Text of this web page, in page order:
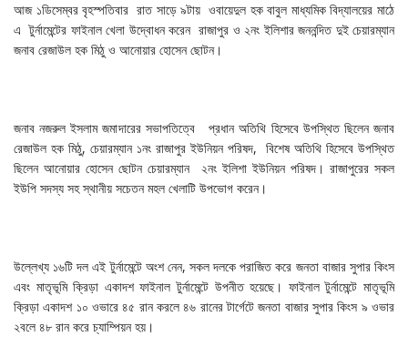
আজ ১ডিসেম্বর বৃহস্পতিবার রাত সাড়ে ৯টায় ওবায়েদুল হক বাবুল মাধ্যমিক বিদ্যালয়ের মাঠে
এ টুর্নামেন্টের ফাইনাল খেলা উদ্বোধন করেন রাজাপুর ও ২নং ইলিশার জননন্দিত দুই চেয়ারম্যান
জনাব রেজাউল হক মিঠু ও আনোয়ার হোসেন ছোটন।
জনাব নজরুল ইসলাম জমাদারের সভাপতিত্বে প্রধান অতিথি হিসেবে উপস্থিত ছিলেন জনাব
রেজাউল হক মিঠু, চেয়ারম্যান ১নং রাজাপুর ইউনিয়ন পরিষদ, বিশেষ অতিথি হিসেবে উপস্থিত
ছিলেন আনোয়ার হোসেন ছোটন চেয়ারম্যান ২নং ইলিশা ইউনিয়ন পরিষদ। রাজাপুরের সকল
ইউপি সদস্য সহ স্থানীয় সচেতন মহল খেলাটি উপভোগ করেন।
উল্লেখ্য ১৬টি দল এই টুর্নামেন্টে অংশ নেন, সকল দলকে পরাজিত করে জনতা বাজার সুপার কিংস
এবং মাতৃভূমি ক্রিড়া একাদশ ফাইনাল টুর্নামেন্টে উপনীত হয়েছে। ফাইনাল টুর্নামেন্টে মাতৃভূমি
ক্রিড়া একাদশ ১০ ওভারে ৪৫ রান করলে ৪৬ রানের টার্গেটে জনতা বাজার সুপার কিংস ৯ ওভার
২বলে ৪৮ রান করে চ্যাম্পিয়ন হয়।